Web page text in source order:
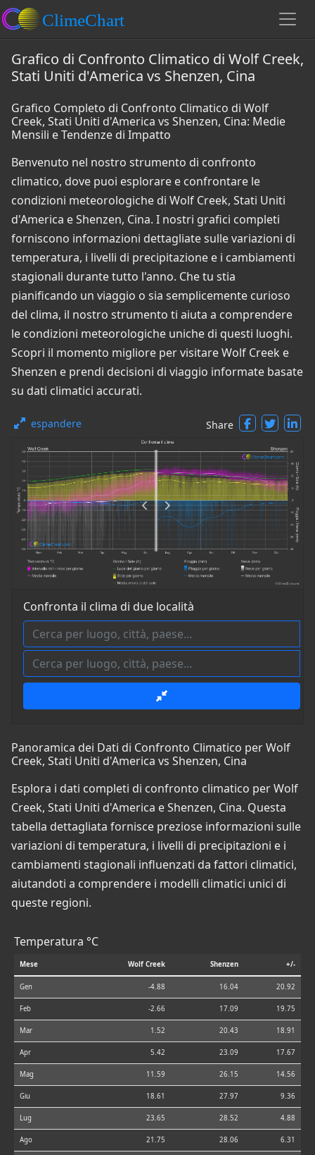
Grafico di Confronto Climatico di Wolf Creek,
Stati Uniti d'America vs Shenzen, Cina
Grafico Completo di Confronto Climatico di Wolf
Creek, Stati Uniti d'America vs Shenzen, Cina: Medie
Mensili e Tendenze di Impatto
Benvenuto nel nostro strumento di confronto
climatico, dove puoi esplorare e confrontare le
condizioni meteorologiche di Wolf Creek, Stati Uniti
d'America e Shenzen, Cina. I nostri grafici completi
forniscono informazioni dettagliate sulle variazioni di
temperatura, i livelli di precipitazione e i cambiamenti
stagionali durante tutto l'anno. Che tu stia
pianificando un viaggio o sia semplicemente curioso
del clima, il nostro strumento ti aiuta a comprendere
le condizioni meteorologiche uniche di questi luoghi.
Scopri il momento migliore per visitare Wolf Creek e
Shenzen e prendi decisioni di viaggio informate basate
su dati climatici accurati.
espandere Share
Confronta il clima di due località
Panoramica dei Dati di Confronto Climatico per Wolf
Creek, Stati Uniti d'America vs Shenzen, Cina
Esplora i dati completi di confronto climatico per Wolf
Creek, Stati Uniti d'America e Shenzen, Cina. Questa
tabella dettagliata fornisce preziose informazioni sulle
variazioni di temperatura, i livelli di precipitazioni e i
cambiamenti stagionali influenzati da fattori climatici,
aiutandoti a comprendere i modelli climatici unici di
queste regioni.
Temperatura °C
Mese Wolf Creek Shenzen +/-
Gen -4.88 16.04 20.92
Feb -2.66 17.09 19.75
Mar 1.52 20.43 18.91
Apr 5.42 23.09 17.67
Mag 11.59 26.15 14.56
Giu 18.61 27.97 9.36
Lug 23.65 28.52 4.88
Ago 21.75 28.06 6.31